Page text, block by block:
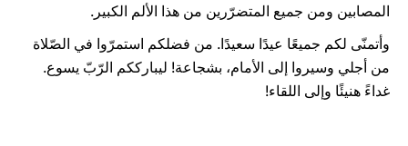
المصابين ومن جميع المتضرّرين من هذا الألم الكبير.
وأتمنّى لكم جميعًا عيدًا سعيدًا. من فضلكم استمرّوا في الصّلاة
من أجلي وسيروا إلى الأمام، بشجاعة! ليبارككم الرّبّ يسوع.
غداءً هنيئًا وإلى اللقاء!